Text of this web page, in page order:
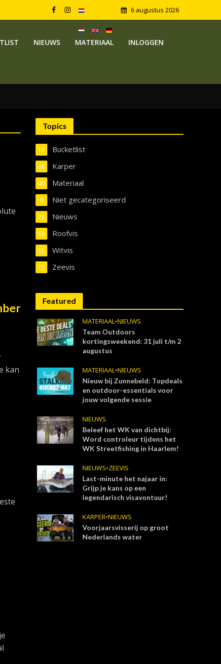
6 augustus 2026
NIEUWS MATERIAAL
INLOGGEN
kan
Topics
Bucketlist
17
Karper
68
Materiaal
40
Niet gecategoriseerd
5
Nieuws
75
Roofvis
53
Witvis
55
Zeevis
15
Featured
MATERIAAL•NIEUWS
Team Outdoors
kortingsweekend: 31 juli t/m 2
augustus
MATERIAAL•NIEUWS
Nieuw bij Zunnebeld: Topdeals
en outdoor-essentials voor
jouw volgende sessie
NIEUWS
Beleef het WK van dichtbij:
Word controleur tijdens het
WK Streetfishing in Haarlem!
NIEUWS•ZEEVIS
Last-minute het najaar in:
Grijp je kans op een
legendarisch visavontuur!
KARPER•NIEUWS
Voorjaarsvisserij op groot
Nederlands water